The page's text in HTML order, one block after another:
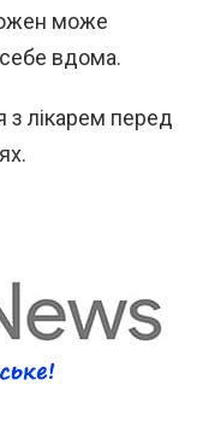
може
вдома.
з лікарем перед